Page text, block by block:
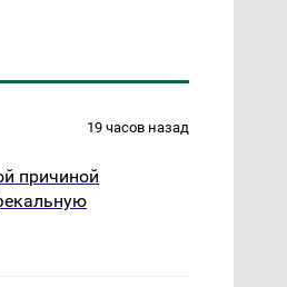
19 часов назад
причиной